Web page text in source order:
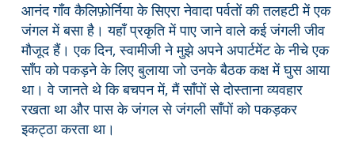
आनंद गाँव कैलिफ़ोर्निया के सिएरा नेवादा पर्वतों की तलहटी में एक
जंगल में बसा है। यहाँ प्रकृति में पाए जाने वाले कई जंगली जीव
मौजूद हैं। एक दिन, स्वामीजी ने मुझे अपने अपार्टमेंट के नीचे एक
साँप को पकड़ने के लिए बुलाया जो उनके बैठक कक्ष में घुस आया
था। वे जानते थे कि बचपन में, मैं साँपों से दोस्ताना व्यवहार
रखता था और पास के जंगल से जंगली साँपों को पकड़कर
इकट्ठा करता था।